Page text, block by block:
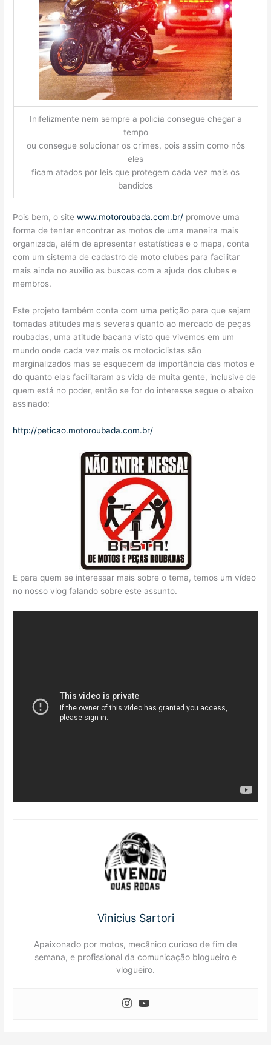
Inifelizmente nem sempre a policia consegue chegar a
tempo
ou consegue solucionar os crimes, pois assim como nós
eles
ficam atados por leis que protegem cada vez mais os
bandidos
Pois bem, o sitewww.motoroubada.com.br/ promove uma
forma de tentar encontrar as motos de uma maneira mais
organizada, além de apresentar estatísticas e o mapa, conta
com um sistema de cadastro de moto clubes para facilitar
mais ainda no auxilio as buscas com a ajuda dos clubes e
membros.
Este projeto também conta com uma petição para que sejam
tomadas atitudes mais severas quanto ao mercado de peças
roubadas, uma atitude bacana visto que vivemos em um
mundo onde cada vez mais os motociclistas são
marginalizados mas se esquecem da importância das motos e
do quanto elas facilitaram as vida de muita gente, inclusive de
quem está no poder, então se for do interesse segue o abaixo
assinado:
http://peticao.motoroubada.com.br/
E para quem se interessar mais sobre o tema, temos um vídeo
no nosso vlog falando sobre este assunto.
Vinicius Sartori
Apaixonado por motos, mecânico curioso de fim de
semana, e profissional da comunicação blogueiro e
vlogueiro.